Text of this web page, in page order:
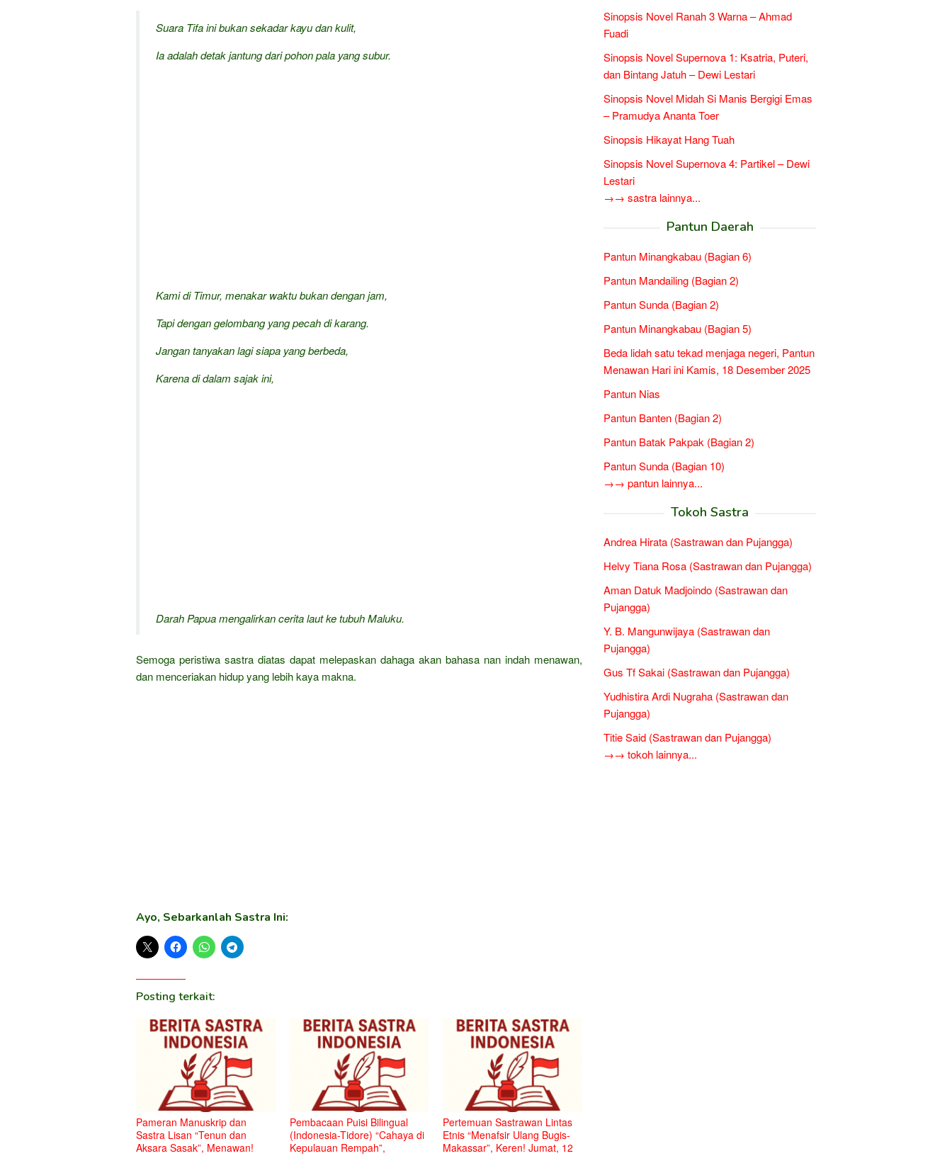
Suara Tifa ini bukan sekadar kayu dan kulit,
Ia adalah detak jantung dari pohon pala yang subur.
Kami di Timur, menakar waktu bukan dengan jam,
Tapi dengan gelombang yang pecah di karang.
Jangan tanyakan lagi siapa yang berbeda,
Karena di dalam sajak ini,
Darah Papua mengalirkan cerita laut ke tubuh Maluku.
Semoga peristiwa sastra diatas dapat melepaskan dahaga akan bahasa nan indah menawan,
dan menceriakan hidup yang lebih kaya makna.
Ayo, Sebarkanlah Sastra Ini:
Posting terkait:
Pameran Manuskrip dan
Sastra Lisan “Tenun dan
Aksara Sasak”, Menawan!
Pembacaan Puisi Bilingual
(Indonesia-Tidore) “Cahaya di
Kepulauan Rempah”,
Pertemuan Sastrawan Lintas
Etnis “Menafsir Ulang Bugis-
Makassar”, Keren! Jumat, 12
Sinopsis Novel Ranah 3 Warna – Ahmad
Fuadi
Sinopsis Novel Supernova 1: Ksatria, Puteri,
dan Bintang Jatuh – Dewi Lestari
Sinopsis Novel Midah Si Manis Bergigi Emas
– Pramudya Ananta Toer
Sinopsis Hikayat Hang Tuah
Sinopsis Novel Supernova 4: Partikel – Dewi
Lestari
→→ sastra lainnya...
Pantun Daerah
Pantun Minangkabau (Bagian 6)
Pantun Mandailing (Bagian 2)
Pantun Sunda (Bagian 2)
Pantun Minangkabau (Bagian 5)
Beda lidah satu tekad menjaga negeri, Pantun
Menawan Hari ini Kamis, 18 Desember 2025
Pantun Nias
Pantun Banten (Bagian 2)
Pantun Batak Pakpak (Bagian 2)
Pantun Sunda (Bagian 10)
→→ pantun lainnya...
Tokoh Sastra
Andrea Hirata (Sastrawan dan Pujangga)
Helvy Tiana Rosa (Sastrawan dan Pujangga)
Aman Datuk Madjoindo (Sastrawan dan
Pujangga)
Y. B. Mangunwijaya (Sastrawan dan
Pujangga)
Gus Tf Sakai (Sastrawan dan Pujangga)
Yudhistira Ardi Nugraha (Sastrawan dan
Pujangga)
Titie Said (Sastrawan dan Pujangga)
→→ tokoh lainnya...